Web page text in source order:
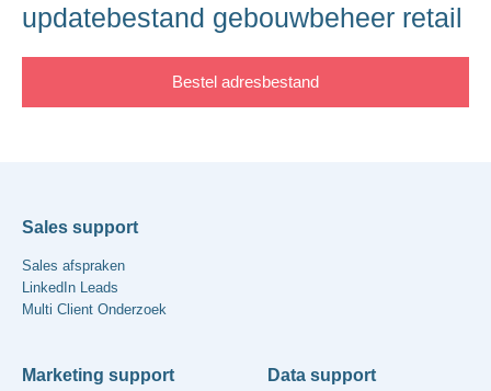
updatebestand gebouwbeheer retail
Bestel adresbestand
Sales support
Sales afspraken
LinkedIn Leads
Multi Client Onderzoek
Marketing support Data support